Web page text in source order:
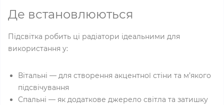
Де встановлюються
Підсвітка робить ці радіатори ідеальними для
використання у:
Вітальні — для створення акцентної стіни та м’якого
підсвічування
Спальні — як додаткове джерело світла та затишку